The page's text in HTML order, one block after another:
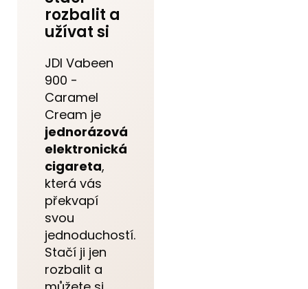
rozbalit a
užívat si
JDI Vabeen
900 -
Caramel
Cream je
jednorázová
elektronická
cigareta,
která vás
překvapí
svou
jednoduchostí.
Stačí ji jen
rozbalit a